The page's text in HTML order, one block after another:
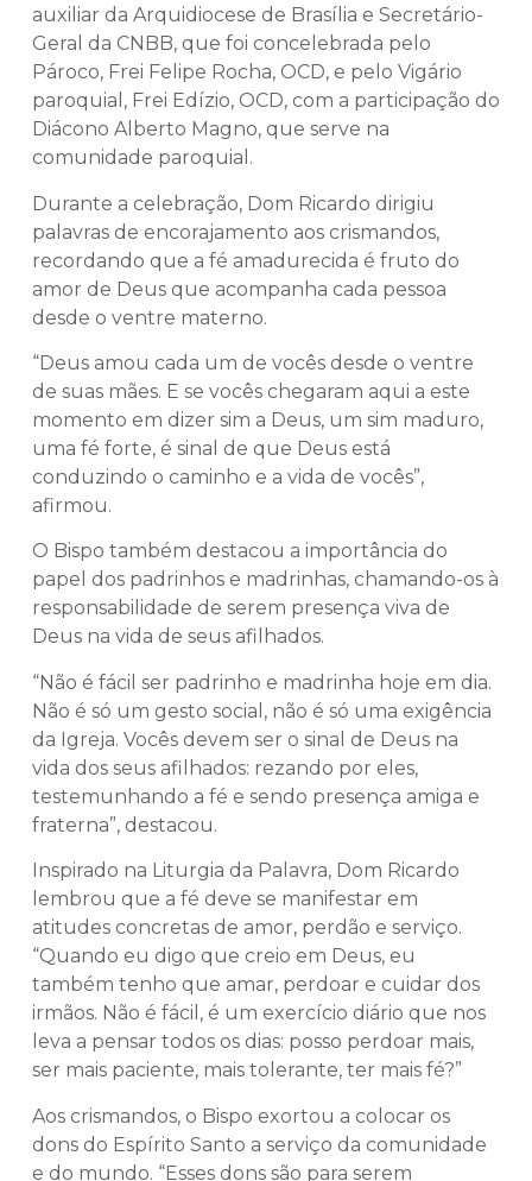
auxiliar da Arquidiocese de Brasília e Secretário-
Geral da CNBB, que foi concelebrada pelo
Pároco, Frei Felipe Rocha, OCD, e pelo Vigário
paroquial, Frei Edízio, OCD, com a participação do
Diácono Alberto Magno, que serve na
comunidade paroquial.
Durante a celebração, Dom Ricardo dirigiu
palavras de encorajamento aos crismandos,
recordando que a fé amadurecida é fruto do
amor de Deus que acompanha cada pessoa
desde o ventre materno.
“Deus amou cada um de vocês desde o ventre
de suas mães. E se vocês chegaram aqui a este
momento em dizer sim a Deus, um sim maduro,
uma fé forte, é sinal de que Deus está
conduzindo o caminho e a vida de vocês”,
afirmou.
O Bispo também destacou a importância do
papel dos padrinhos e madrinhas, chamando-os à
responsabilidade de serem presença viva de
Deus na vida de seus afilhados.
“Não é fácil ser padrinho e madrinha hoje em dia.
Não é só um gesto social, não é só uma exigência
da Igreja. Vocês devem ser o sinal de Deus na
vida dos seus afilhados: rezando por eles,
testemunhando a fé e sendo presença amiga e
fraterna”, destacou.
Inspirado na Liturgia da Palavra, Dom Ricardo
lembrou que a fé deve se manifestar em
atitudes concretas de amor, perdão e serviço.
“Quando eu digo que creio em Deus, eu
também tenho que amar, perdoar e cuidar dos
irmãos. Não é fácil, é um exercício diário que nos
leva a pensar todos os dias: posso perdoar mais,
ser mais paciente, mais tolerante, ter mais fé?”
Aos crismandos, o Bispo exortou a colocar os
dons do Espírito Santo a serviço da comunidade
e do mundo. “Esses dons são para serem